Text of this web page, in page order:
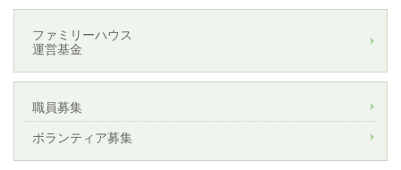
ファミリーハウス
運営基金
職員募集
ボランティア募集